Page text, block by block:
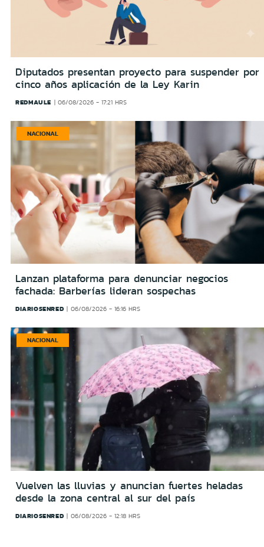
Diputados presentan proyecto para suspender por
cinco años aplicación de la Ley Karin
REDMAULE 06/08/2026 - 17:21 HRS
NACIONAL
Lanzan plataforma para denunciar negocios
fachada: Barberías lideran sospechas
DIARIOSENRED 06/08/2026 - 16:16 HRS
NACIONAL
Vuelven las lluvias y anuncian fuertes heladas
desde la zona central al sur del país
DIARIOSENRED 06/08/2026 - 12:18 HRS